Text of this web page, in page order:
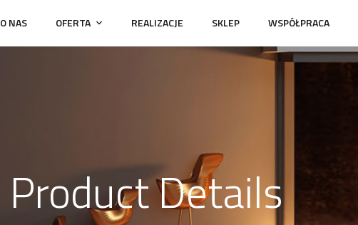
O NAS OFERTA REALIZACJE SKLEP WSPÓŁPRACA
Product Details